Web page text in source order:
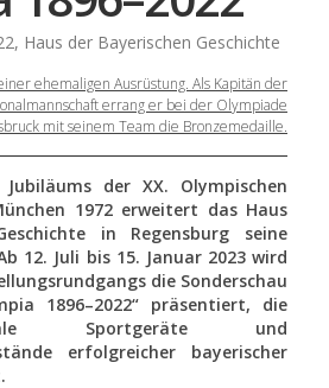
Haus der Bayerischen Geschichte
ehemaligen Ausrüstung. Als Kapitän der
errang er bei der Olympiade
mit seinem Team die Bronzemedaille.
der XX. Olympischen
1972 erweitert das Haus
in Regensburg seine
12. Juli bis 15. Januar 2023 wird
die Sonderschau
1896–2022“ präsentiert, die
Sportgeräte und
erfolgreicher bayerischer